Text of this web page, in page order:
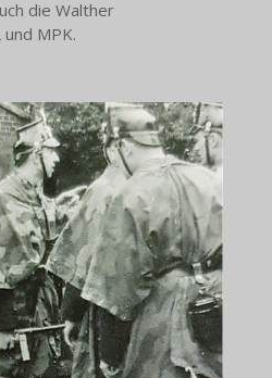
die Walther
MPK.